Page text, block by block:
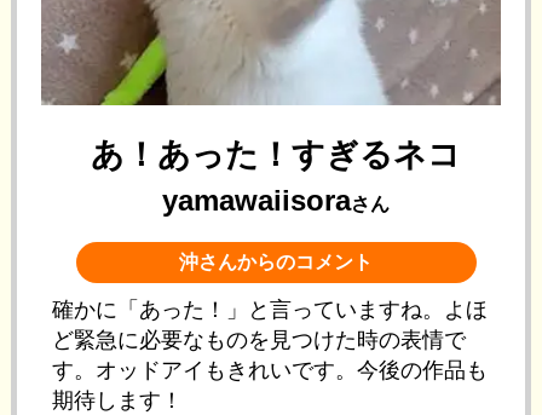
あ！あった！すぎるネコ
yamawaiisoraさん
沖さんからのコメント
確かに「あった！」と言っていますね。よほ
ど緊急に必要なものを見つけた時の表情で
す。オッドアイもきれいです。今後の作品も
期待します！